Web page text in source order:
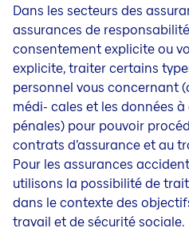
Dans les secteurs des
assurances de
consentement explicite ou
explicite, traiter certains
personnel vous concernant
médi- cales et les données
pénales) pour pouvoir
contrats d’assurance et au
Pour les assurances
utilisons la possibilité de
dans le contexte des
travail et de sécurité sociale.